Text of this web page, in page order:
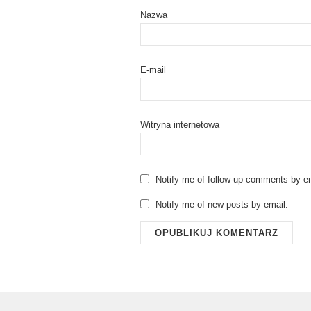
Nazwa
E-mail
Witryna internetowa
Notify me of follow-up comments by
Notify me of new posts by email.